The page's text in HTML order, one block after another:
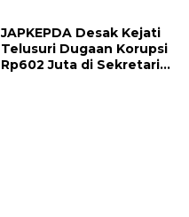
JAPKEPDA Desak Kejati
Telusuri Dugaan Korupsi
Rp602 Juta di Sekretariat